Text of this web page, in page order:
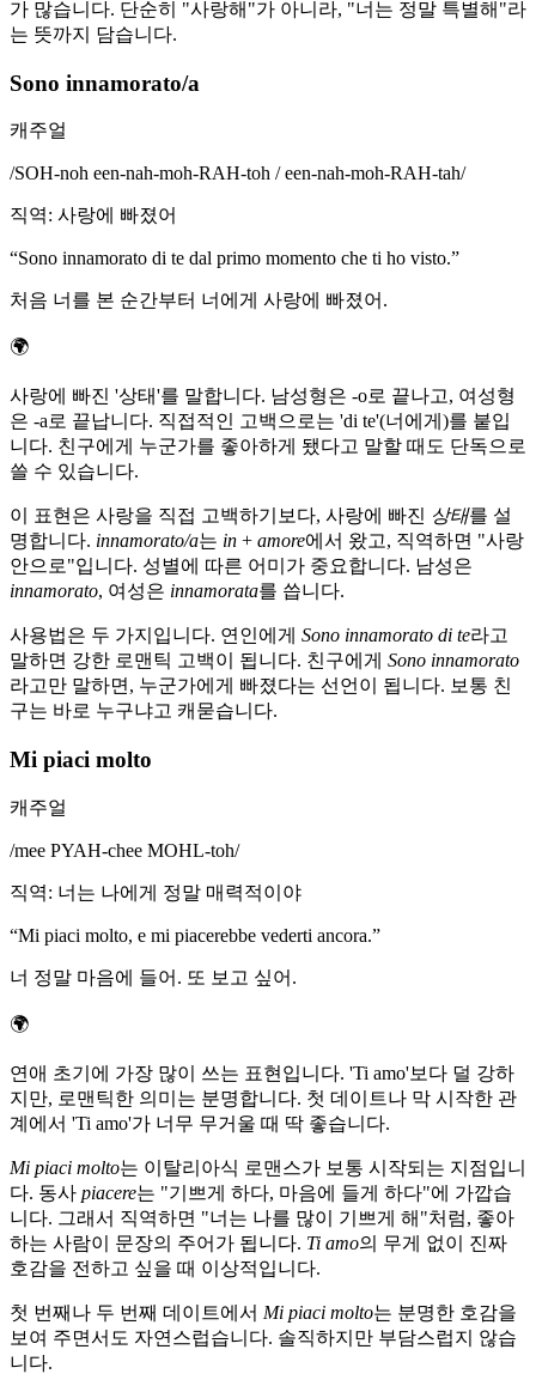
가 많습니다. 단순히 "사랑해"가 아니라, "너는 정말 특별해"라
는 뜻까지 담습니다.
Sono innamorato/a
캐주얼
/SOH-noh een-nah-moh-RAH-toh / een-nah-moh-RAH-tah/
직역: 사랑에 빠졌어
“Sono innamorato di te dal primo momento che ti ho visto.”
처음 너를 본 순간부터 너에게 사랑에 빠졌어.
🌍
사랑에 빠진 '상태'를 말합니다. 남성형은 -o로 끝나고, 여성형
은 -a로 끝납니다. 직접적인 고백으로는 'di te'(너에게)를 붙입
니다. 친구에게 누군가를 좋아하게 됐다고 말할 때도 단독으로
쓸 수 있습니다.
이 표현은 사랑을 직접 고백하기보다, 사랑에 빠진 상태를 설
명합니다. innamorato/a는 in + amore에서 왔고, 직역하면 "사랑
안으로"입니다. 성별에 따른 어미가 중요합니다. 남성은
innamorato, 여성은 innamorata를 씁니다.
사용법은 두 가지입니다. 연인에게 Sono innamorato di te라고
말하면 강한 로맨틱 고백이 됩니다. 친구에게 Sono innamorato
라고만 말하면, 누군가에게 빠졌다는 선언이 됩니다. 보통 친
구는 바로 누구냐고 캐묻습니다.
Mi piaci molto
캐주얼
/mee PYAH-chee MOHL-toh/
직역: 너는 나에게 정말 매력적이야
“Mi piaci molto, e mi piacerebbe vederti ancora.”
너 정말 마음에 들어. 또 보고 싶어.
🌍
연애 초기에 가장 많이 쓰는 표현입니다. 'Ti amo'보다 덜 강하
지만, 로맨틱한 의미는 분명합니다. 첫 데이트나 막 시작한 관
계에서 'Ti amo'가 너무 무거울 때 딱 좋습니다.
Mi piaci molto는 이탈리아식 로맨스가 보통 시작되는 지점입니
다. 동사 piacere는 "기쁘게 하다, 마음에 들게 하다"에 가깝습
니다. 그래서 직역하면 "너는 나를 많이 기쁘게 해"처럼, 좋아
하는 사람이 문장의 주어가 됩니다. Ti amo의 무게 없이 진짜
호감을 전하고 싶을 때 이상적입니다.
첫 번째나 두 번째 데이트에서 Mi piaci molto는 분명한 호감을
보여 주면서도 자연스럽습니다. 솔직하지만 부담스럽지 않습
니다.